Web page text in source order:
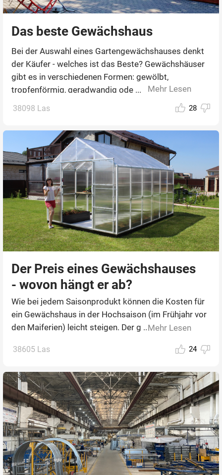
Das beste Gewächshaus
Bei der Auswahl eines Gartengewächshauses denkt
der Käufer - welches ist das Beste? Gewächshäuser
gibt es in verschiedenen Formen: gewölbt,
tropfenförmig, geradwandig ode ...
Mehr Lesen
38098 Las 28
Der Preis eines Gewächshauses
- wovon hängt er ab?
Wie bei jedem Saisonprodukt können die Kosten für
ein Gewächshaus in der Hochsaison (im Frühjahr vor
den Maiferien) leicht steigen. Der g ...Mehr Lesen
38605 Las 24